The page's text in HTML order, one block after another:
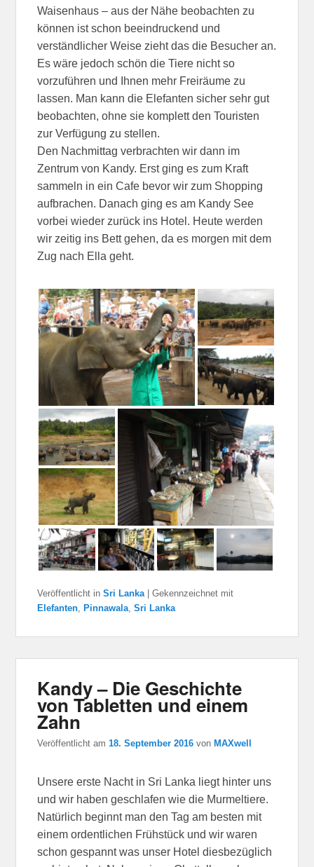
Waisenhaus – aus der Nähe beobachten zu
können ist schon beeindruckend und
verständlicher Weise zieht das die Besucher an.
Es wäre jedoch schön die Tiere nicht so
vorzuführen und Ihnen mehr Freiräume zu
lassen. Man kann die Elefanten sicher sehr gut
beobachten, ohne sie komplett den Touristen
zur Verfügung zu stellen.
Den Nachmittag verbrachten wir dann im
Zentrum von Kandy. Erst ging es zum Kraft
sammeln in ein Cafe bevor wir zum Shopping
aufbrachen. Danach ging es am Kandy See
vorbei wieder zurück ins Hotel. Heute werden
wir zeitig ins Bett gehen, da es morgen mit dem
Zug nach Ella geht.
Veröffentlicht in Sri Lanka |Gekennzeichnet mit
Elefanten
Pinnawala ,Sri Lanka
Kandy – Die Geschichte
von Tabletten und einem
Zahn
Veröffentlicht am18. September 2016 vonMAXwell
Unsere erste Nacht in Sri Lanka liegt hinter uns
und wir haben geschlafen wie die Murmeltiere.
Natürlich beginnt man den Tag am besten mit
einem ordentlichen Frühstück und wir waren
schon gespannt was unser Hotel diesbezüglich